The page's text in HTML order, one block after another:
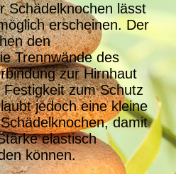
Schädelknochen lässt
erscheinen. Der
den
Trennwände des
zur Hirnhaut
zum Schutz
jedoch eine kleine
damit
elastisch
können.